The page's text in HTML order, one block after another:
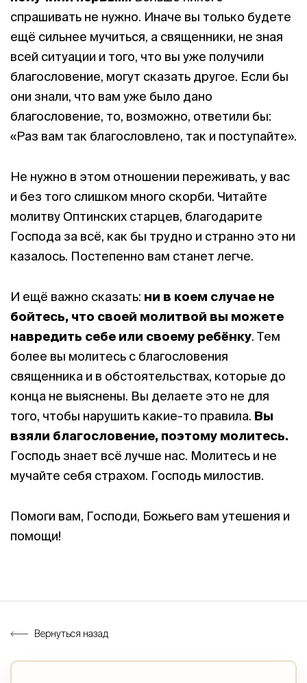
спрашивать не нужно. Иначе вы только будете
ещё сильнее мучиться, а священники, не зная
всей ситуации и того, что вы уже получили
благословение, могут сказать другое. Если бы
они знали, что вам уже было дано
благословение, то, возможно, ответили бы:
«Раз вам так благословлено, так и поступайте».
Не нужно в этом отношении переживать, у вас
и без того слишком много скорби. Читайте
молитву Оптинских старцев, благодарите
Господа за всё, как бы трудно и странно это ни
казалось. Постепенно вам станет легче.
И ещё важно сказать: ни в коем случае не
бойтесь, что своей молитвой вы можете
навредить себе или своему ребёнку. Тем
более вы молитесь с благословения
священника и в обстоятельствах, которые до
конца не выяснены. Вы делаете это не для
того, чтобы нарушить какие-то правила. Вы
взяли благословение, поэтому молитесь.
Господь знает всё лучше нас. Молитесь и не
мучайте себя страхом. Господь милостив.
Помоги вам, Господи, Божьего вам утешения и
помощи!
Вернуться назад